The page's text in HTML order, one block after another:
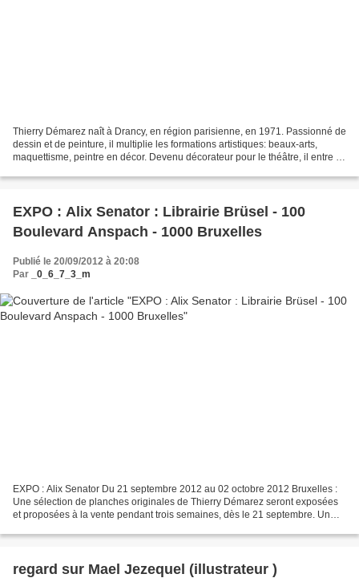
Thierry Démarez naît à Drancy, en région parisienne, en 1971. Passionné de
dessin et de peinture, il multiplie les formations artistiques: beaux-arts,
maquettisme, peintre en décor. Devenu décorateur pour le théâtre, il entre à
EXPO : Alix Senator : Librairie Brüsel - 100
Boulevard Anspach - 1000 Bruxelles
Publié le 20/09/2012 à 20:08
Par
_0_6_7_3_m
EXPO : Alix Senator Du 21 septembre 2012 au 02 octobre 2012 Bruxelles :
Une sélection de planches originales de Thierry Démarez seront exposées
et proposées à la vente pendant trois semaines, dès le 21 septembre. Un
regard sur Mael Jezequel (illustrateur )